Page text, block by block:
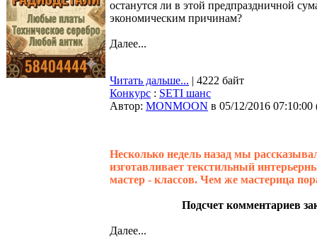
останутся ли в этой предпраздничной
экономическим причинам?
Далее...
Читать дальше... | 4222 байт
Конкурс : SETI шанс
Автор: MONMOON в 05/12/2016 07:10:00
Несколько недель назад мы
изготавливает текстильный
мастер - классов. Чем же мастерица
Подсчет комментариев
Далее...